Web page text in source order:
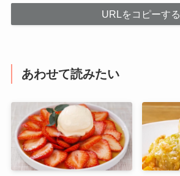
URLをコピーする
あわせて読みたい